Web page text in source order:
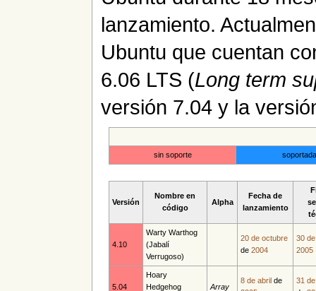
lanzamiento.
Ubuntu que cuentan
6.06 LTS (Long term
versión 7.04 y la
sin soporte
Versión
Nombre en
código
Alpha
Fecha de
lanzamiento
4.10
Warty Warthog
(Jabalí
Verrugoso)
20 de octubre
de2004
30
2005
5.04
Hoary
Hedgehog
Array
8 de abril de
31